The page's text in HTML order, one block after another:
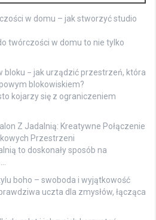
w domu – jak stworzyć studio
twórczości w domu to nie tylko
bloku − jak urządzić przestrzeń, która
blokowiskiem?
kojarzy się z ograniczeniem
Z Jadalnią: Kreatywne Połączenie
Przestrzeni
to doskonały sposób na
boho – swoboda i wyjątkowość
uczta dla zmysłów, łącząca